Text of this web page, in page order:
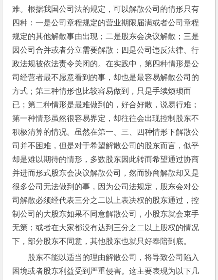
难。根据我国公司法的规定，可以解散公司的情形只有
四种：一是公司章程规定的营业期限届满或者公司章程
规定的其他解散事由出现；二是股东会决议解散；三是
因公司合并或者分立需要解散；四是公司违反法律、行
政法规被依法责令关闭的。在实践中，第四种情形是公
司经营者最不愿意看到的事，却也是最容易解散公司的
方式；第三种情形也比较容易做到，只是手续烦琐而
已；第二种情形是最难做到的，好合好散，说易行难；
第一种情形虽然很容易界定，却往往会出现控制股东不
积极清算的情况。虽然在第一、三、四种情形下解散公
司并不困难，但是对于希望解散公司的股东而言，似乎
却是难以期待的情形，多数股东因此转而希望通过协商
并进而形式股东会决议解散公司，然而协商解散却又是
很多公司无法做到的事，因为公司法规定，股东会对公
司解散必须经代表三分之二以上表决权的股东通过，控
制公司的大股东如果不同意解散公司，小股东就会束手
无策；或者在大家都没有达到三分之二以上股权的情况
下，部分股东不同意，其他股东也就只好奉陪到底。
股东不能以适当的理由解散公司，将导致公司陷入
困境或者股东利益受到严重侵害。这主要表现为以下几